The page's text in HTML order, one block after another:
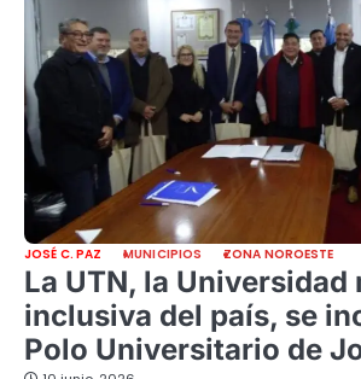
JOSÉ C. PAZ MUNICIPIOS ZONA NOROESTE
La UTN, la Universidad
inclusiva del país, se
Polo Universitario de